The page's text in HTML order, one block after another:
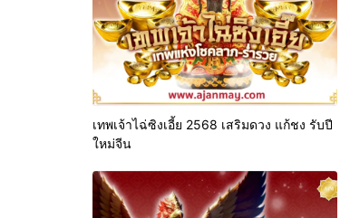
เทพเจ้าไฉ่ซิงเอี้ย 2568 เสริมดวง แก้ชง รับปี
ใหม่จีน